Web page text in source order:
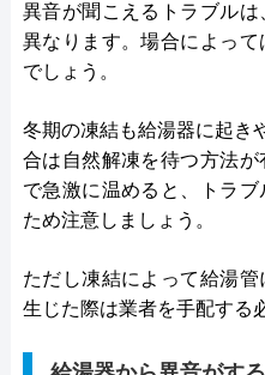
異音が聞こえるトラブル
異なります。場合によっ
でしょう。
冬期の凍結も給湯器に起き
合は自然解凍を待つ方法
で急激に温めると、トラ
ため注意しましょう。
ただし凍結によって給湯
生じた際は業者を手配する